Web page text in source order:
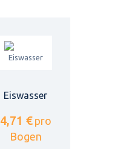
Eiswasser
4,71 € pro
Bogen